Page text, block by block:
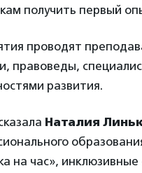
получить первый
проводят
правоведы,
развития.
Наталия
на час»,